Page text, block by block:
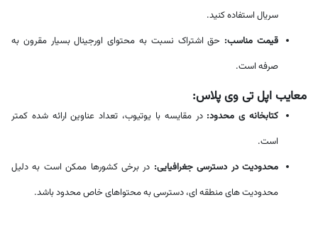
سریال استفاده کنید.
قیمت مناسب: حق اشتراک نسبت به محتوای اورجینال بسیار مقرون به
صرفه است.
معایب اپل تی وی پلاس:
کتابخانه ی محدود:در مقایسه با یوتیوب، تعداد عناوین ارائه شده کمتر
است.
محدودیت در دسترسی جغرافیایی: در برخی کشورها ممکن است به دلیل
محدودیت های منطقه ای، دسترسی به محتواهای خاص محدود باشد.